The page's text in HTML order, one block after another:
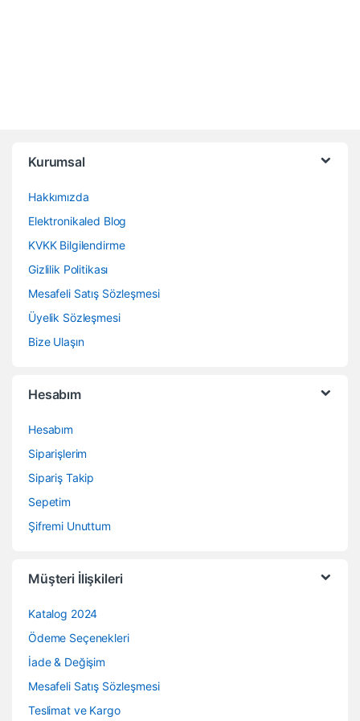
Kurumsal
Hakkımızda
Elektronikaled Blog
KVKK Bilgilendirme
Gizlilik Politikası
Mesafeli Satış Sözleşmesi
Üyelik Sözleşmesi
Bize Ulaşın
Hesabım
Hesabım
Siparişlerim
Sipariş Takip
Sepetim
Şifremi Unuttum
Müşteri İlişkileri
Katalog 2024
Ödeme Seçenekleri
İade & Değişim
Mesafeli Satış Sözleşmesi
Teslimat ve Kargo